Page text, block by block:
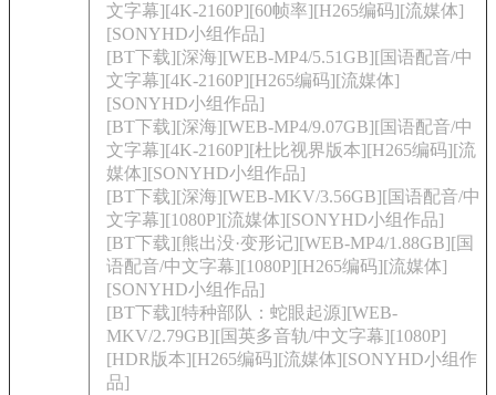
文字幕][4K-2160P][60帧率][H265编码][流媒体]
[SONYHD小组作品]
[BT下载][深海][WEB-MP4/5.51GB][国语配音/中
文字幕][4K-2160P][H265编码][流媒体]
[SONYHD小组作品]
[BT下载][深海][WEB-MP4/9.07GB][国语配音/中
文字幕][4K-2160P][杜比视界版本][H265编码][流
媒体][SONYHD小组作品]
[BT下载][深海][WEB-MKV/3.56GB][国语配音/中
文字幕][1080P][流媒体][SONYHD小组作品]
[BT下载][熊出没·变形记][WEB-MP4/1.88GB][国
语配音/中文字幕][1080P][H265编码][流媒体]
[SONYHD小组作品]
[BT下载][特种部队：蛇眼起源][WEB-
MKV/2.79GB][国英多音轨/中文字幕][1080P]
[HDR版本][H265编码][流媒体][SONYHD小组作
品]